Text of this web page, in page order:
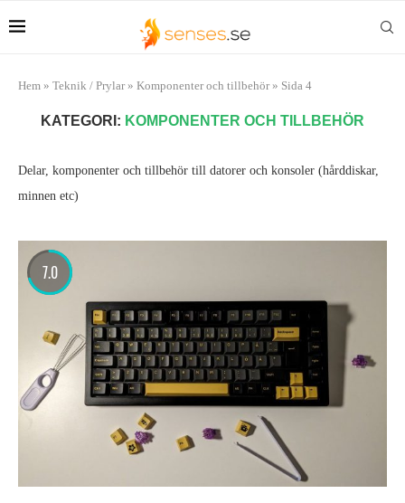
Hem » Teknik / Prylar» Komponenter och tillbehör» Sida 4
KATEGORI: KOMPONENTER OCH TILLBEHÖR
Delar, komponenter och tillbehör till datorer och konsoler (hårddiskar,
minnen etc)
7.0